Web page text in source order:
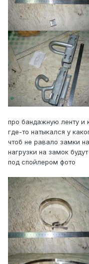
про бандажную ленту и
где-то натыкался у
чтоб не равало замки
нагрузки на замок
под спойлером фото